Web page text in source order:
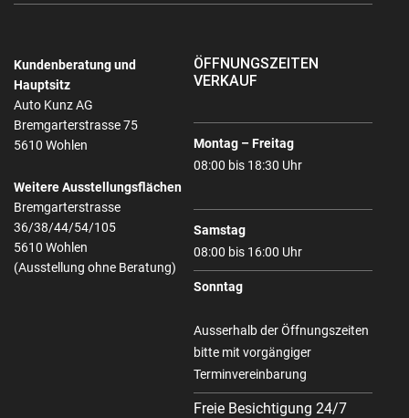
Kundenberatung und
Hauptsitz
Auto Kunz AG
Bremgarterstrasse 75
5610 Wohlen
Weitere Ausstellungsflächen
Bremgarterstrasse
36/38/44/54/105
5610 Wohlen
(Ausstellung ohne Beratung)
ÖFFNUNGSZEITEN
VERKAUF
Montag – Freitag
08:00 bis 18:30 Uhr
Samstag
08:00 bis 16:00 Uhr
Sonntag
Ausserhalb der Öffnungszeiten
bitte mit vorgängiger
Terminvereinbarung
Freie Besichtigung 24/7